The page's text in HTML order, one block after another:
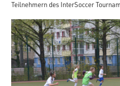
Teilnehmern des InterSoccer